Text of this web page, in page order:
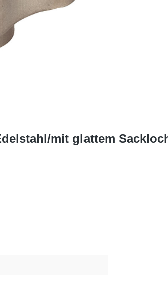
mit glattem